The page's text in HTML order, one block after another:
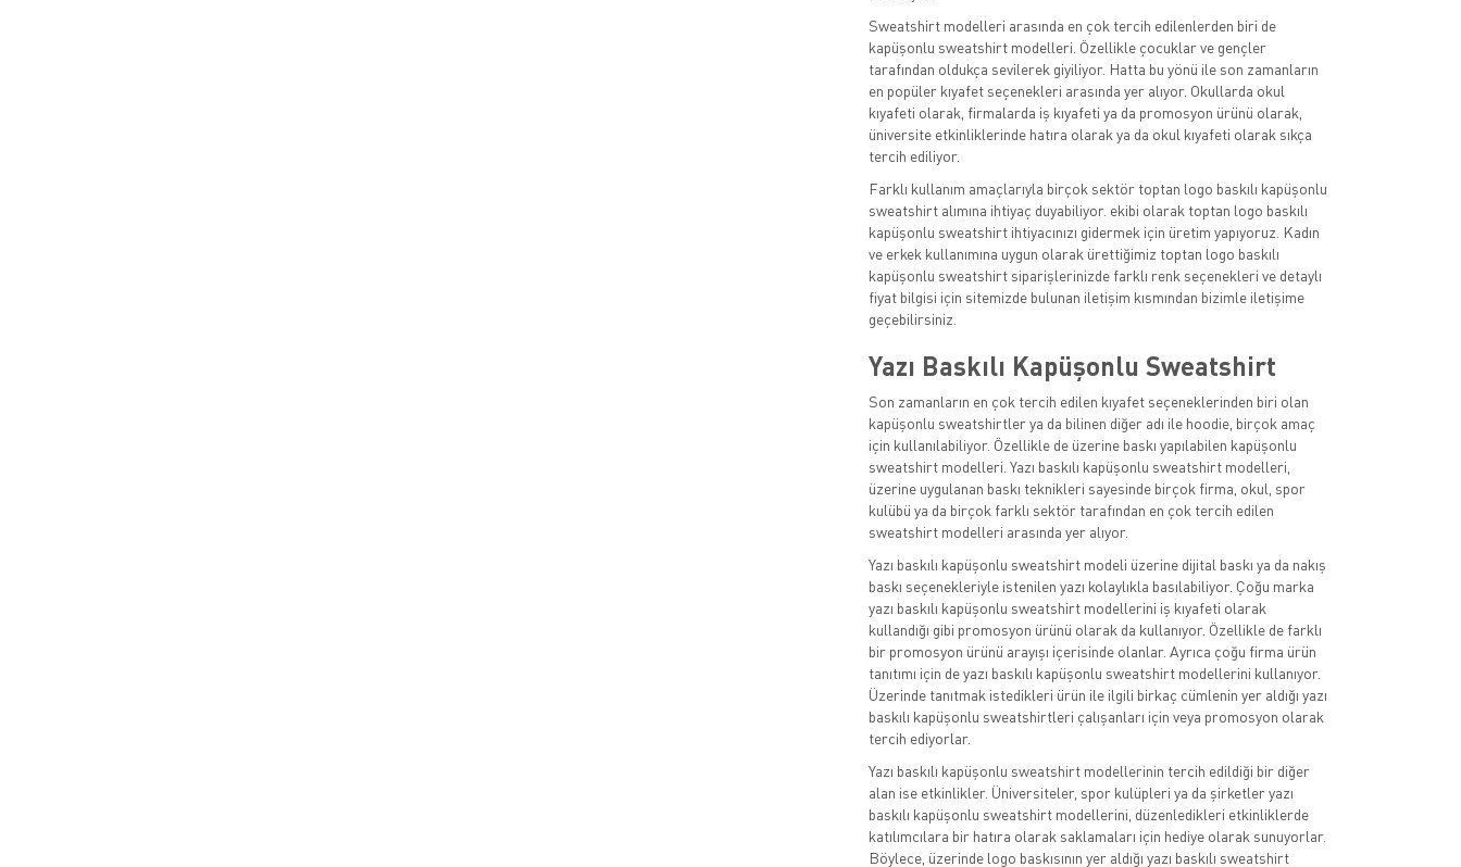
Sweatshirt modelleri arasında en çok tercih edilenlerden biri de
kapüşonlu sweatshirt modelleri. Özellikle çocuklar ve gençler
tarafından oldukça sevilerek giyiliyor. Hatta bu yönü ile son zamanların
en popüler kıyafet seçenekleri arasında yer alıyor. Okullarda okul
kıyafeti olarak, firmalarda iş kıyafeti ya da promosyon ürünü olarak,
üniversite etkinliklerinde hatıra olarak ya da okul kıyafeti olarak sıkça
tercih ediliyor.
Farklı kullanım amaçlarıyla birçok sektör toptan logo baskılı kapüşonlu
sweatshirt alımına ihtiyaç duyabiliyor. ekibi olarak toptan logo baskılı
kapüşonlu sweatshirt ihtiyacınızı gidermek için üretim yapıyoruz. Kadın
ve erkek kullanımına uygun olarak ürettiğimiz toptan logo baskılı
kapüşonlu sweatshirt siparişlerinizde farklı renk seçenekleri ve detaylı
fiyat bilgisi için sitemizde bulunan iletişim kısmından bizimle iletişime
geçebilirsiniz.
Yazı Baskılı Kapüşonlu Sweatshirt
Son zamanların en çok tercih edilen kıyafet seçeneklerinden biri olan
kapüşonlu sweatshirtler ya da bilinen diğer adı ile hoodie, birçok amaç
için kullanılabiliyor. Özellikle de üzerine baskı yapılabilen kapüşonlu
sweatshirt modelleri. Yazı baskılı kapüşonlu sweatshirt modelleri,
üzerine uygulanan baskı teknikleri sayesinde birçok firma, okul, spor
kulübü ya da birçok farklı sektör tarafından en çok tercih edilen
sweatshirt modelleri arasında yer alıyor.
Yazı baskılı kapüşonlu sweatshirt modeli üzerine dijital baskı ya da nakış
baskı seçenekleriyle istenilen yazı kolaylıkla basılabiliyor. Çoğu marka
yazı baskılı kapüşonlu sweatshirt modellerini iş kıyafeti olarak
kullandığı gibi promosyon ürünü olarak da kullanıyor. Özellikle de farklı
bir promosyon ürünü arayışı içerisinde olanlar. Ayrıca çoğu firma ürün
tanıtımı için de yazı baskılı kapüşonlu sweatshirt modellerini kullanıyor.
Üzerinde tanıtmak istedikleri ürün ile ilgili birkaç cümlenin yer aldığı yazı
baskılı kapüşonlu sweatshirtleri çalışanları için veya promosyon olarak
tercih ediyorlar.
Yazı baskılı kapüşonlu sweatshirt modellerinin tercih edildiği bir diğer
alan ise etkinlikler. Üniversiteler, spor kulüpleri ya da şirketler yazı
baskılı kapüşonlu sweatshirt modellerini, düzenledikleri etkinliklerde
katılımcılara bir hatıra olarak saklamaları için hediye olarak sunuyorlar.
Böylece, üzerinde logo baskısının yer aldığı yazı baskılı sweatshirt